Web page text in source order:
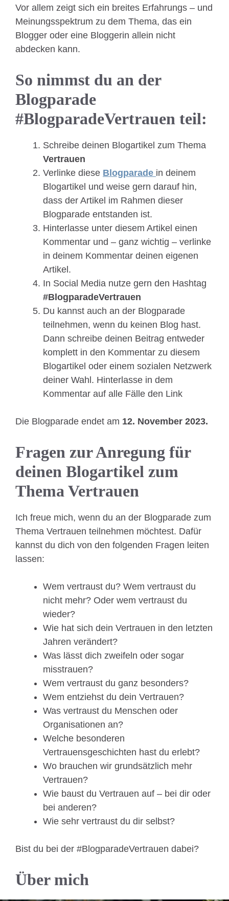
Vor allem zeigt sich ein breites Erfahrungs – und
Meinungsspektrum zu dem Thema, das ein
Blogger oder eine Bloggerin allein nicht
abdecken kann.
So nimmst du an der
Blogparade
#BlogparadeVertrauen teil:
Schreibe deinen Blogartikel zum Thema
Vertrauen
Verlinke diese Blogparade in deinem
Blogartikel und weise gern darauf hin,
dass der Artikel im Rahmen dieser
Blogparade entstanden ist.
Hinterlasse unter diesem Artikel einen
Kommentar und – ganz wichtig – verlinke
in deinem Kommentar deinen eigenen
Artikel.
In Social Media nutze gern den Hashtag
#BlogparadeVertrauen
Du kannst auch an der Blogparade
teilnehmen, wenn du keinen Blog hast.
Dann schreibe deinen Beitrag entweder
komplett in den Kommentar zu diesem
Blogartikel oder einem sozialen Netzwerk
deiner Wahl. Hinterlasse in dem
Kommentar auf alle Fälle den Link
Die Blogparade endet am 12. November 2023.
Fragen zur Anregung für
deinen Blogartikel zum
Thema Vertrauen
Ich freue mich, wenn du an der Blogparade zum
Thema Vertrauen teilnehmen möchtest. Dafür
kannst du dich von den folgenden Fragen leiten
lassen:
Wem vertraust du? Wem vertraust du
nicht mehr? Oder wem vertraust du
wieder?
Wie hat sich dein Vertrauen in den letzten
Jahren verändert?
Was lässt dich zweifeln oder sogar
misstrauen?
Wem vertraust du ganz besonders?
Wem entziehst du dein Vertrauen?
Was vertraust du Menschen oder
Organisationen an?
Welche besonderen
Vertrauensgeschichten hast du erlebt?
Wo brauchen wir grundsätzlich mehr
Vertrauen?
Wie baust du Vertrauen auf – bei dir oder
bei anderen?
Wie sehr vertraust du dir selbst?
Bist du bei der #BlogparadeVertrauen dabei?
Über mich